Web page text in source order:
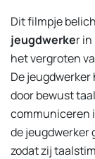
Dit filmpje
jeugdwerker
het vergroten
De
door bewust
communiceren
de jeugdwerker
zodat zij